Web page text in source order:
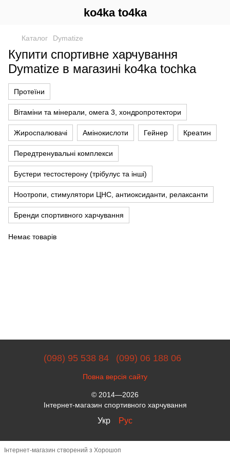
ko4ka to4ka
Каталог Dymatize
Купити спортивне харчування
Dymatize в магазині ko4ka tochka
Протеїни
Вітаміни та мінерали, омега 3, хондропротектори
Жироспалювачі Амінокислоти Гейнер Креатин
Передтренувальні комплекси
Бустери тестостерону (трібулус та інші)
Ноотропи, стимулятори ЦНС, антиоксиданти, релаксанти
Бренди спортивного харчування
Немає товарів
(098) 95 538 84 (099) 06 188 06
Повна версія сайту
© 2014—2026
Інтернет-магазин спортивного харчування
Укр Рус
Інтернет-магазин створений з Хорошоп